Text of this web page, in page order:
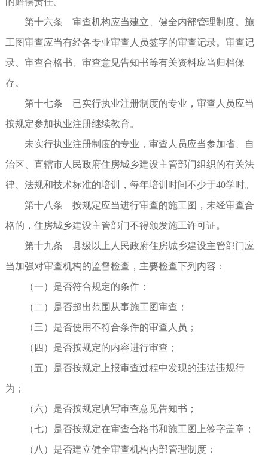
第十六条 审查机构应当建立、健全内部管理制度。施
工图审查应当有经各专业审查人员签字的审查记录。审查记
录、审查合格书、审查意见告知书等有关资料应当归档保
存。
第十七条 已实行执业注册制度的专业，审查人员应当
按规定参加执业注册继续教育。
未实行执业注册制度的专业，审查人员应当参加省、自
治区、直辖市人民政府住房城乡建设主管部门组织的有关法
律、法规和技术标准的培训，每年培训时间不少于40学时。
第十八条 按规定应当进行审查的施工图，未经审查合
格的，住房城乡建设主管部门不得颁发施工许可证。
第十九条 县级以上人民政府住房城乡建设主管部门应
当加强对审查机构的监督检查，主要检查下列内容：
（一）是否符合规定的条件；
（二）是否超出范围从事施工图审查；
（三）是否使用不符合条件的审查人员；
（四）是否按规定的内容进行审查；
（五）是否按规定上报审查过程中发现的违法违规行
为；
（六）是否按规定填写审查意见告知书；
（七）是否按规定在审查合格书和施工图上签字盖章；
（八）是否建立健全审查机构内部管理制度；